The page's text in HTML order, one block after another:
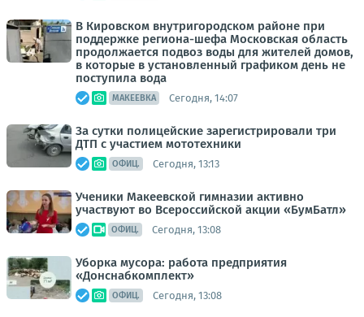
В Кировском внутригородском районе при
поддержке региона-шефа Московская область
продолжается подвоз воды для жителей домов,
в которые в установленный графиком день не
поступила вода
МАКЕЕВКА Сегодня, 14:07
За сутки полицейские зарегистрировали три
ДТП с участием мототехники
ОФИЦ. Сегодня, 13:13
Ученики Макеевской гимназии активно
участвуют во Всероссийской акции «БумБатл»
ОФИЦ. Сегодня, 13:08
Уборка мусора: работа предприятия
«Донснабкомплект»
ОФИЦ. Сегодня, 13:08